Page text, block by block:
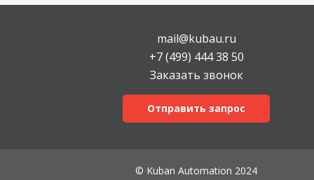
mail@kubau.ru
+7 (499) 444 38 50
Заказать звонок
Отправить запрос
© Kuban Automation 2024